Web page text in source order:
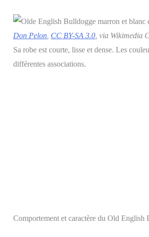
Don Pelon CC BY-SA 3.0 , via Wikimedia
Sa robe est courte, lisse et dense. Les
différentes associations.
Comportement et caractère du Old English